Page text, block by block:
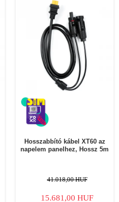
Hosszabbító kábel XT60 az
napelem panelhez, Hossz 5m
41.018,00 HUF
15.681,00 HUF